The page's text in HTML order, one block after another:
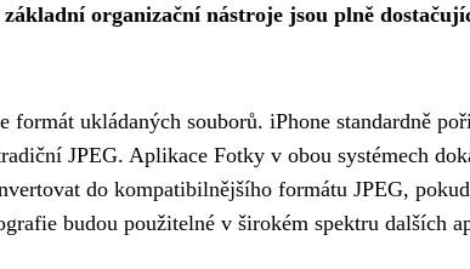
základní organizační nástroje jsou plně
ukládaných souborů. iPhone standardně
JPEG. Aplikace Fotky v obou systémech
do kompatibilnějšího formátu JPEG,
budou použitelné v širokém spektru dalších